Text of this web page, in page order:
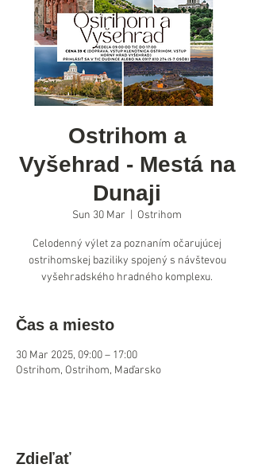
Ostrihom a
Vyšehrad - Mestá na
Dunaji
Sun 30 Mar Ostrihom
Celodenný výlet za poznaním očarujúcej
ostrihomskej baziliky spojený s návštevou
vyšehradského hradného komplexu.
Čas a miesto
30 Mar 2025, 09:00 – 17:00
Ostrihom, Ostrihom, Maďarsko
Zdieľať